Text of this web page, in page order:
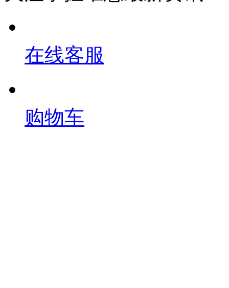
在线客服
购物车